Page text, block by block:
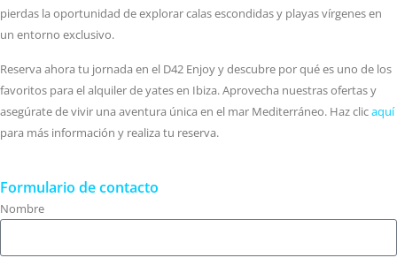
pierdas la oportunidad de explorar calas escondidas y playas vírgenes en
un entorno exclusivo.
Reserva ahora tu jornada en el D42 Enjoy y descubre por qué es uno de los
favoritos para el alquiler de yates en Ibiza. Aprovecha nuestras ofertas y
asegúrate de vivir una aventura única en el mar Mediterráneo. Haz clicaquí
para más información y realiza tu reserva.
Formulario de contacto
Nombre